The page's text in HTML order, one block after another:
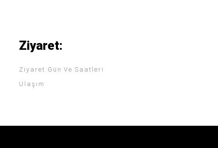
Ziyaret:
Ziyaret Gün Ve Saatleri
Ulaşım